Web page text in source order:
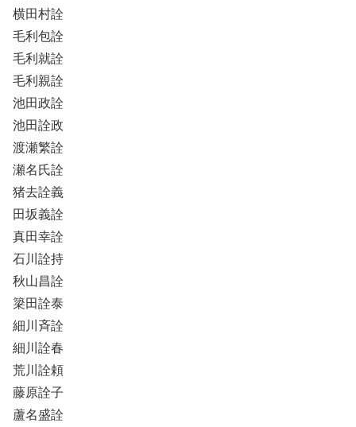
横田村詮
毛利包詮
毛利就詮
毛利親詮
池田政詮
池田詮政
渡瀬繁詮
瀬名氏詮
猪去詮義
田坂義詮
真田幸詮
石川詮持
秋山昌詮
簗田詮泰
細川斉詮
細川詮春
荒川詮頼
藤原詮子
蘆名盛詮